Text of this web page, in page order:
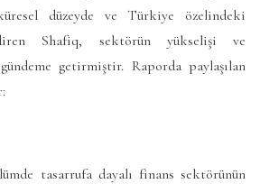
düzeyde ve Türkiye özelindeki
Shafiq, sektörün yükselişi ve
getirmiştir. Raporda paylaşılan
tasarrufa dayalı finans sektörünün